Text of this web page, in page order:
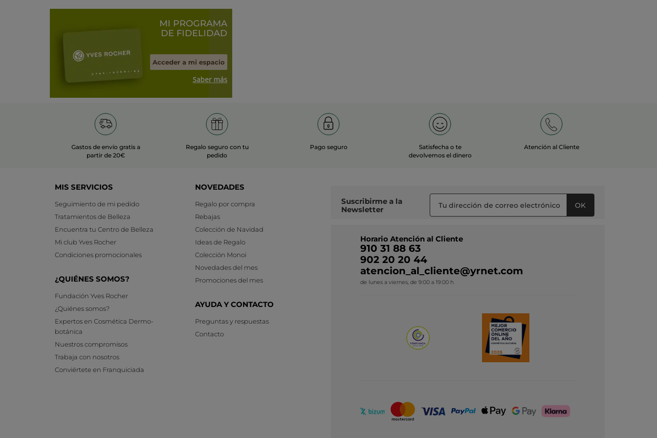
MI PROGRAMA
DE FIDELIDAD
Acceder a mi espacio
Saber más
Gastos de envío gratis a
partir de 20€
Regalo seguro con tu
pedido
Pago seguro
Satisfecha o te
devolvemos el dinero
Atención al Cliente
MIS SERVICIOS
Seguimiento de mi pedido
Tratamientos de Belleza
Encuentra tu Centro de Belleza
Mi club Yves Rocher
Condiciones promocionales
¿QUIÉNES SOMOS?
Fundación Yves Rocher
¿Quiénes somos?
Expertos en Cosmética Dermo-
botánica
Nuestros compromisos
Trabaja con nosotros
Conviértete en Franquiciada
NOVEDADES
Regalo por compra
Rebajas
Colección de Navidad
Ideas de Regalo
Colección Monoi
Novedades del mes
Promociones del mes
AYUDA Y CONTACTO
Preguntas y respuestas
Contacto
Suscribirme a la
Newsletter
OK
Horario Atención al Cliente
910 31 88 63
902 20 20 44
atencion_al_cliente@yrnet.com
de lunes a viernes, de 9:00 a 19:00 h